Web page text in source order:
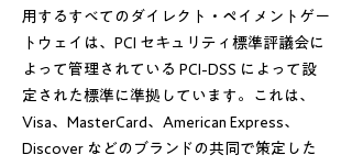
用するすべてのダイレクト・ペイメントゲー
トウェイは、PCI セキュリティ標準評議会に
よって管理されている PCI-DSS によって設
定された標準に準拠しています。これは、
Visa、MasterCard、American Express、
Discover などのブランドの共同で策定した